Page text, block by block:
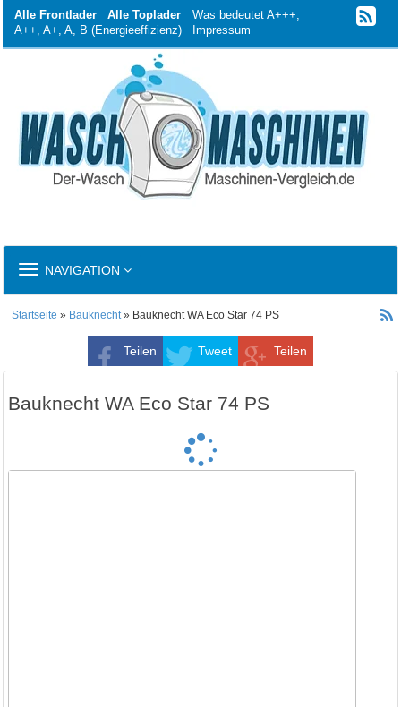
Alle Frontlader Alle Toplader
Was bedeutet A+++,
A++, A+, A, B (Energieeffizienz)
Impressum
TOGGLE
NAVIGATION
Startseite » Bauknecht » Bauknecht WA Eco Star 74 PS
Teilen Tweet Teilen
Bauknecht WA Eco Star 74 PS